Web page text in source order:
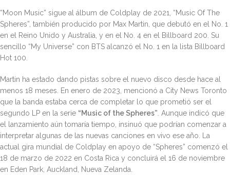
“Moon Music” sigue al álbum de Coldplay de 2021, “Music Of The
Spheres”, también producido por Max Martin, que debutó en el No. 1
en el Reino Unido y Australia, y en el No. 4 en el Billboard 200. Su
sencillo “My Universe” con BTS alcanzó el No. 1 en la lista Billboard
Hot 100.
Martin ha estado dando pistas sobre el nuevo disco desde hace al
menos 18 meses. En enero de 2023, mencionó a City News Toronto
que la banda estaba cerca de completar lo que prometió ser el
segundo LP en la serie “Music of the Spheres”. Aunque indicó que
el lanzamiento aún tomaría tiempo, insinuó que podrían comenzar a
interpretar algunas de las nuevas canciones en vivo ese año. La
actual gira mundial de Coldplay en apoyo de “Spheres” comenzó el
18 de marzo de 2022 en Costa Rica y concluirá el 16 de noviembre
en Eden Park, Auckland, Nueva Zelanda.